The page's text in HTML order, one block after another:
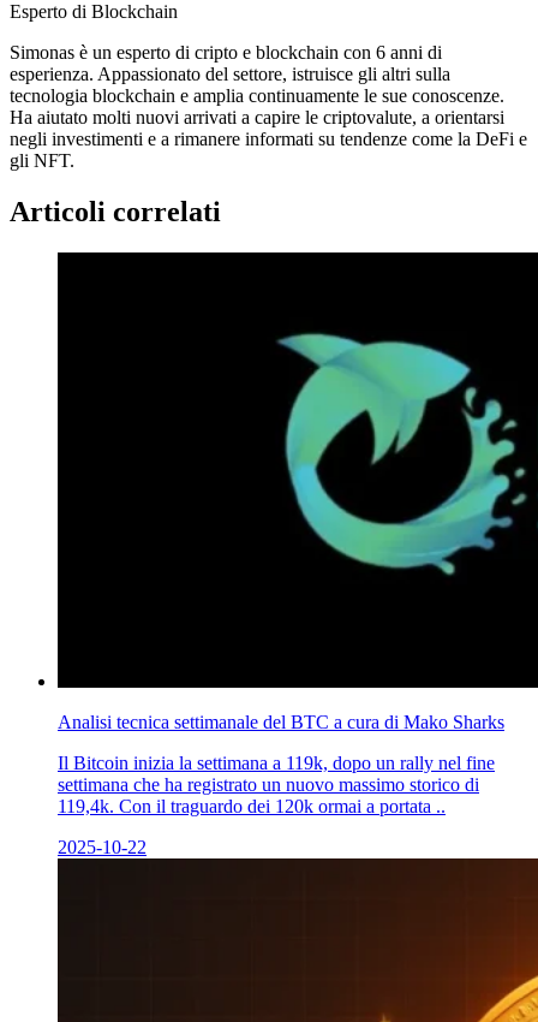
Esperto di Blockchain
Simonas è un esperto di cripto e blockchain con 6 anni di
esperienza. Appassionato del settore, istruisce gli altri sulla
tecnologia blockchain e amplia continuamente le sue conoscenze.
Ha aiutato molti nuovi arrivati a capire le criptovalute, a orientarsi
negli investimenti e a rimanere informati su tendenze come la DeFi e
gli NFT.
Articoli correlati
Analisi tecnica settimanale del BTC a cura di Mako Sharks
Il Bitcoin inizia la settimana a 119k, dopo un rally nel fine
settimana che ha registrato un nuovo massimo storico di
119,4k. Con il traguardo dei 120k ormai a portata ..
2025-10-22